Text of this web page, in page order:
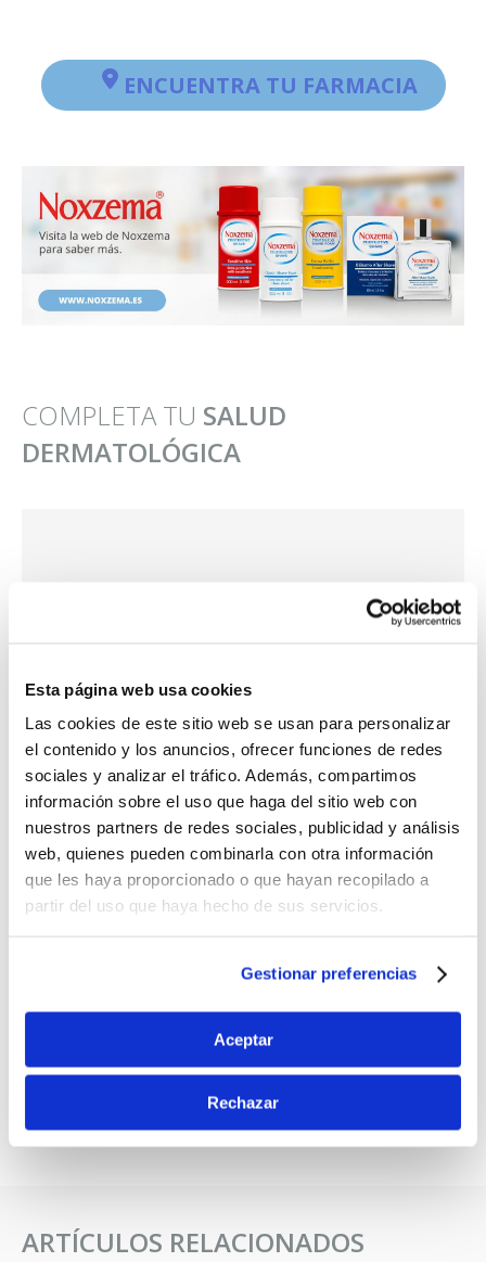
Esta página web usa cookies
Las cookies de este sitio web se usan para personalizar
el contenido y los anuncios, ofrecer funciones de redes
sociales y analizar el tráfico. Además, compartimos
información sobre el uso que haga del sitio web con
nuestros partners de redes sociales, publicidad y análisis
web, quienes pueden combinarla con otra información
que les haya proporcionado o que hayan recopilado a
partir del uso que haya hecho de sus servicios.
Gestionar preferencias
Aceptar
Rechazar
ENCUENTRA TU FARMACIA
COMPLETA TU SALUD
DERMATOLÓGICA
PILOPEPTAN®
Intensive
ARTÍCULOS RELACIONADOS